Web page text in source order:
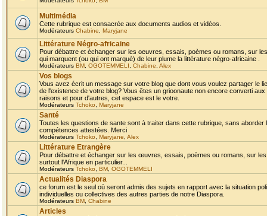
Multimédia
Cette rubrique est consacrée aux documents audios et vidéos.
Modérateurs Chabine Maryjane
Littérature Négro-africaine
Pour débattre et échanger sur les oeuvres, essais, poèmes ou romans, sur
qui marquent (ou qui ont marqué) de leur plume la littérature négro-africaine .
Modérateurs BM OGOTEMMELI Chabine Alex
Vos blogs
Vous avez écrit un message sur votre blog que dont vous voulez partager le
de l'existence de votre blog? Vous êtes un grioonaute non encore converti
raisons et pour d'autres, cet espace est le votre.
Modérateurs Tchoko Maryjane
Santé
Toutes les questions de sante sont à traiter dans cette rubrique, sans
compétences attestées. Merci
Modérateurs Tchoko Maryjane Alex
Littérature Etrangère
Pour débattre et échanger sur les œuvres, essais, poèmes ou romans, sur
surtout l'Afrique en particulier...
Modérateurs Tchoko BM OGOTEMMELI
Actualités Diaspora
ce forum est le seul où seront admis des sujets en rapport avec la situation
individuelles ou collectives des autres parties de notre Diaspora.
Modérateurs BM Chabine
Articles